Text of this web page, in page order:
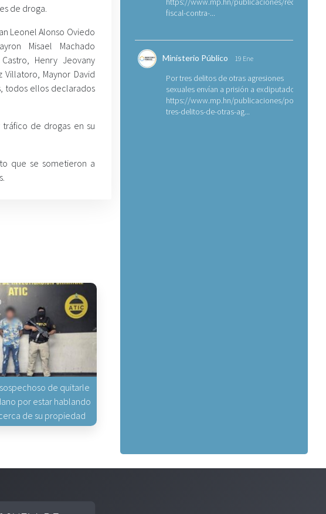
de droga.
Leonel Alonso Oviedo
Misael Machado
Henry Jeovany
Villatoro, Maynor David
todos ellos declarados
de drogas en su
que se sometieron a
de quitarle
por estar hablando
de su propiedad
fiscal-contra-...
Ministerio Público 19 Ene
Por tres delitos de otras agresiones
sexuales envían a prisión a exdiputado
https://www.mp.hn/publicaciones/por-
tres-delitos-de-otras-ag...